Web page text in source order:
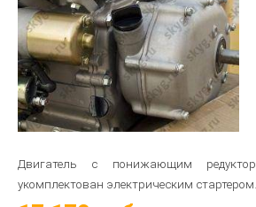
Двигатель с понижающим
укомплектован электрическим стартером.